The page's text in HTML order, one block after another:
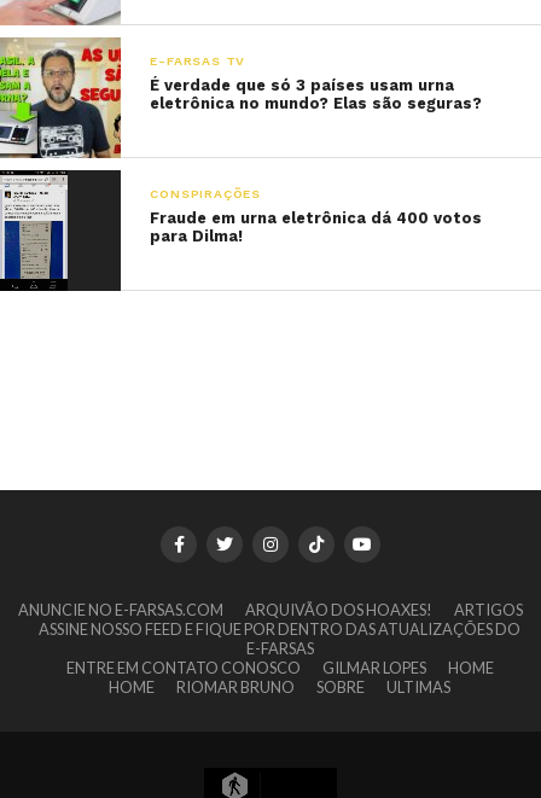
E-FARSAS TV
É verdade que só 3 países usam urna
eletrônica no mundo? Elas são seguras?
CONSPIRAÇÕES
Fraude em urna eletrônica dá 400 votos
para Dilma!
ANUNCIE NO E-FARSAS.COM ARQUIVÃO DOS HOAXES!
ARTIGOS
ASSINE NOSSO FEED E FIQUE POR DENTRO DAS ATUALIZAÇÕES DO
E-FARSAS
ENTRE EM CONTATO CONOSCO
GILMAR LOPES
HOME
HOME
RIOMAR BRUNO SOBRE ULTIMAS